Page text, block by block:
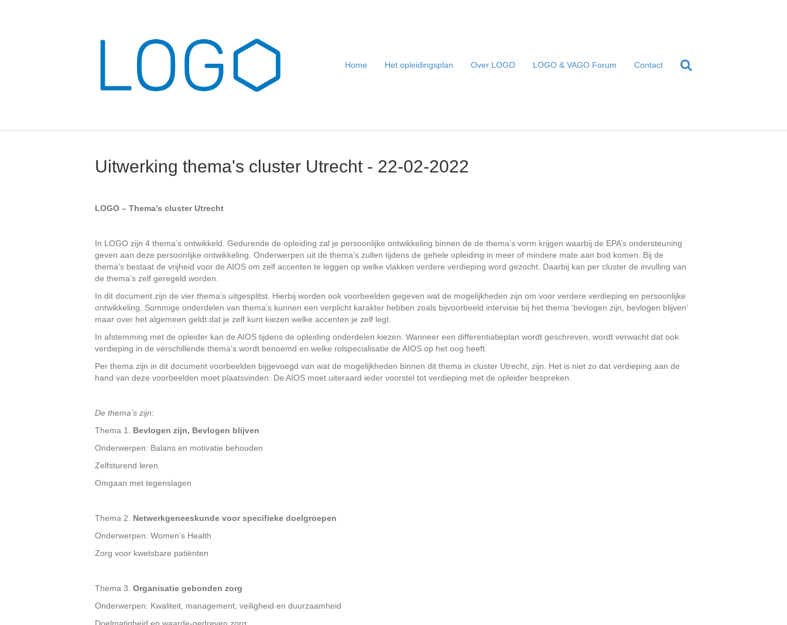
Home Het opleidingsplan Over LOGO LOGO & VAGO Forum Contact
Uitwerking thema's cluster Utrecht - 22-02-2022
LOGO – Thema’s cluster Utrecht
In LOGO zijn 4 thema’s ontwikkeld. Gedurende de opleiding zal je persoonlijke ontwikkeling binnen de de thema’s vorm krijgen waarbij de EPA’s ondersteuning
geven aan deze persoonlijke ontwikkeling. Onderwerpen uit de thema’s zullen tijdens de gehele opleiding in meer of mindere mate aan bod komen. Bij de
thema’s bestaat de vrijheid voor de AIOS om zelf accenten te leggen op welke vlakken verdere verdieping word gezocht. Daarbij kan per cluster de invulling van
de thema’s zelf geregeld worden.
In dit document zijn de vier thema’s uitgesplitst. Hierbij worden ook voorbeelden gegeven wat de mogelijkheden zijn om voor verdere verdieping en persoonlijke
ontwikkeling. Sommige onderdelen van thema’s kunnen een verplicht karakter hebben zoals bijvoorbeeld intervisie bij het thema ‘bevlogen zijn, bevlogen blijven’
maar over het algemeen geldt dat je zelf kunt kiezen welke accenten je zelf legt.
In afstemming met de opleider kan de AIOS tijdens de opleiding onderdelen kiezen. Wanneer een differentiatieplan wordt geschreven, wordt verwacht dat ook
verdieping in de verschillende thema’s wordt benoemd en welke rolspecialisatie de AIOS op het oog heeft.
Per thema zijn in dit document voorbeelden bijgevoegd van wat de mogelijkheden binnen dit thema in cluster Utrecht, zijn. Het is niet zo dat verdieping aan de
hand van deze voorbeelden moet plaatsvinden. De AIOS moet uiteraard ieder voorstel tot verdieping met de opleider bespreken.
De thema’s zijn:
Thema 1. Bevlogen zijn, Bevlogen blijven
Onderwerpen: Balans en motivatie behouden
Zelfsturend leren
Omgaan met tegenslagen
Thema 2. Netwerkgeneeskunde voor specifieke doelgroepen
Onderwerpen: Women’s Health
Zorg voor kwetsbare patiënten
Thema 3. Organisatie gebonden zorg
Onderwerpen: Kwaliteit, management, veiligheid en duurzaamheid